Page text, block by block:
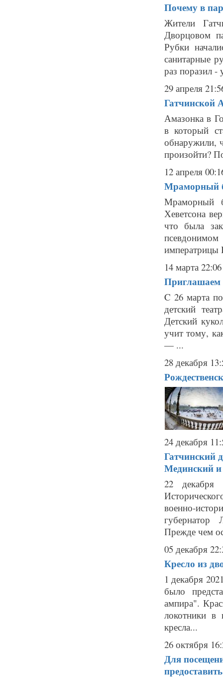
Почему в
Жители
Дворцовом
Рубки
санитарные
раз поразил -
29 апреля
Гатчинской
Амазонка в
в который
обнаружили,
произойти?
12 апреля
Мраморный
Мраморный
Хеветсона
что была
императрицы
14 марта 22:06
Приглашаем
C 26 марта
детский
Детский
учит тому,
— ...
28 декабря
24 декабря
Гатчинский
Мединский и
22 декабря
военно-
губернатор
Прежде чем
05 декабря
Кресло из
1 декабря
было
ампира".
локотники в
кресла...
26 октября
Для